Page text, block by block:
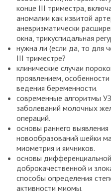
конце III триместра,
аномалии как извитой
аневризматически
окна, трикуспидальная
нужна ли (если да, то для
III триместре?
клинические случаи
проявлением,
ведения беременности.
современные алгоритмы
заболеваний молочных
операций.
основы раннего
новообразований шейки
миометрия и яичников.
основы
доброкачественной и
способы определения
активности миомы.